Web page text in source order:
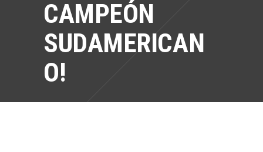
CAMPEÓN
SUDAMERICAN
O!